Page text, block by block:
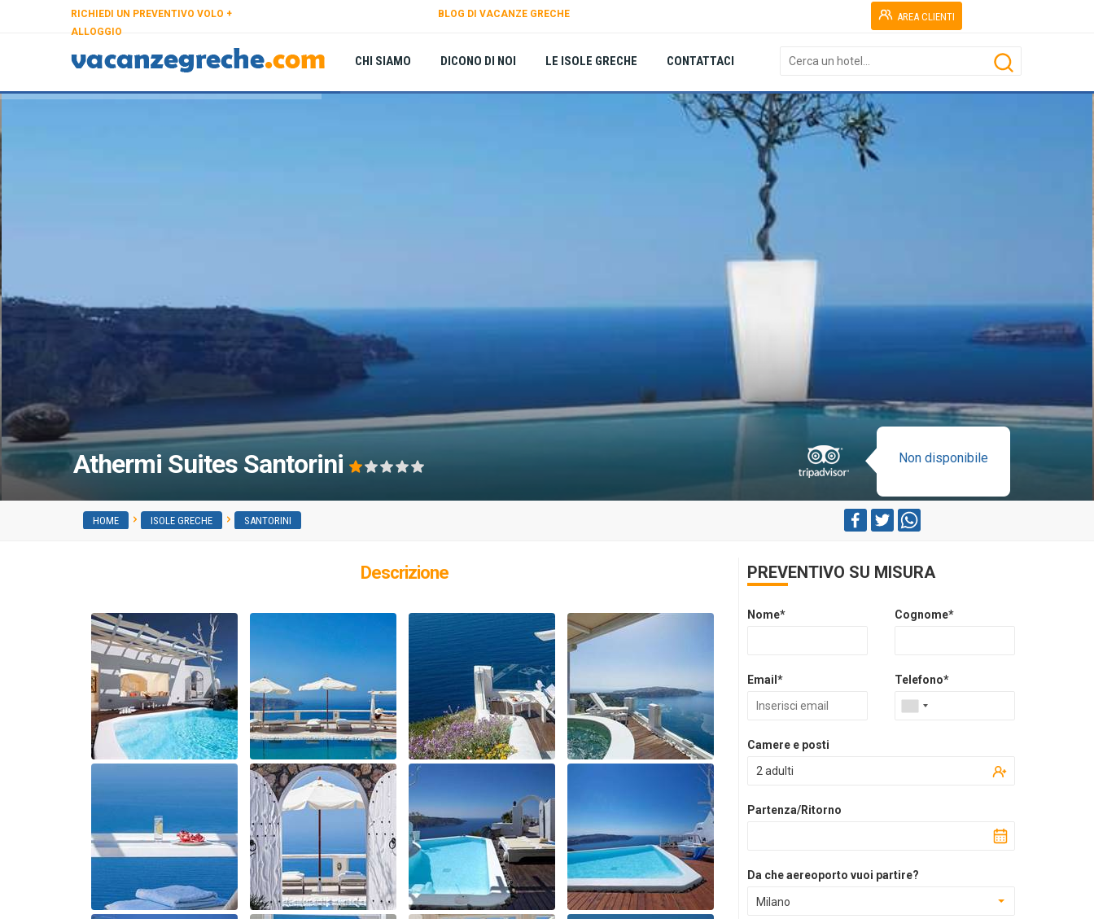
AREA CLIENTI
RICHIEDI UN PREVENTIVO VOLO +
ALLOGGIO
BLOG DI VACANZE GRECHE
CHI SIAMO DICONO DI NOI LE ISOLE GRECHE CONTATTACI
Non disponibile
Athermi Suites Santorini
HOME ISOLE GRECHE SANTORINI
Descrizione PREVENTIVO SU MISURA
Nome* Cognome*
Email* Telefono*
Camere e posti
2 adulti
Partenza/Ritorno
Da che aereoporto vuoi partire?
Milano